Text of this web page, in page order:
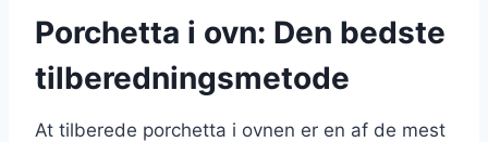
Porchetta i ovn: Den bedste
tilberedningsmetode
At tilberede porchetta i ovnen er en af de mest